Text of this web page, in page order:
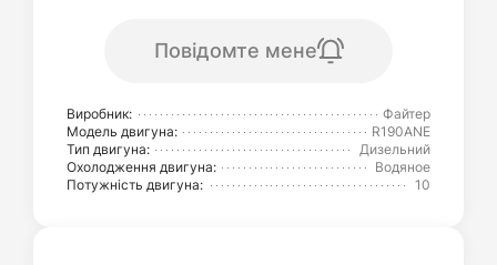
Повідомте мене
Виробник:
Файтер
Модель двигуна:
R190ANE
Тип двигуна:
Дизельний
Охолодження двигуна:
Водяное
Потужність двигуна:
10